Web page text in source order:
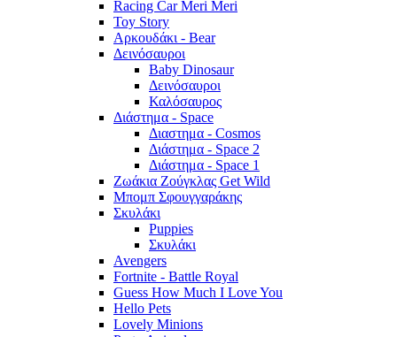
Racing Car Meri Meri
Toy Story
Αρκουδάκι - Bear
Δεινόσαυροι
Baby Dinosaur
Δεινόσαυροι
Καλόσαυρος
Διάστημα - Space
Διαστημα - Cosmos
Διάστημα - Space 2
Διάστημα - Space 1
Ζωάκια Ζούγκλας Get Wild
Μπομπ Σφουγγαράκης
Σκυλάκι
Puppies
Σκυλάκι
Avengers
Fortnite - Battle Royal
Guess How Much I Love You
Hello Pets
Lovely Minions